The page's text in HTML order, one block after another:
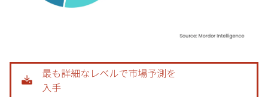
画像 © Mordor Intelligence。再利用にはCC BY 4.0の表示が必要です。